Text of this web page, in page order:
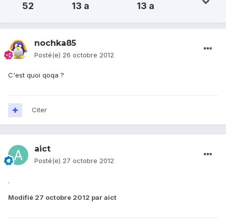
52 13 a 13 a
nochka85
Posté(e) 26 octobre 2012
C'est quoi qoqa ?
Citer
aict
Posté(e) 27 octobre 2012
.
Modifié 27 octobre 2012 par aict